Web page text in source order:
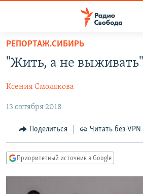
упрощенного
доступа
содержанию
Вернутся
главной
навигации
Вернутся
ПРОГРАММЫ
ПОДКАСТЫ
АВТОРСКИЕ ПРОЕКТЫ
ЦИТАТЫ СВОБОДЫ
МНЕНИЯ
КУЛЬТУРА
IDEL.РЕАЛИИ
РЕПОРТАЖ.СИБИРЬ
"Жить, а не выживать"
Ксения Смолякова
13 октября 2018
Поделиться Читать без VPN
Приоритетный источник в Google